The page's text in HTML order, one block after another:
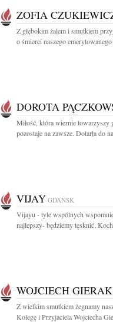
ZOFIA
Z głębokim żalem i smutkiem
o śmierci naszego
DOROTA
Miłość, która wiernie towarzyszy
pozostaje na zawsze. Dotarła do
VIJAY GDAŃSK
Vijayu - tyle wspólnych
najlepszy- będziemy tęsknić.
WOJCIECH GIERAK
Z wielkim smutkiem żegnamy
Kolegę i Przyjaciela Wojciecha